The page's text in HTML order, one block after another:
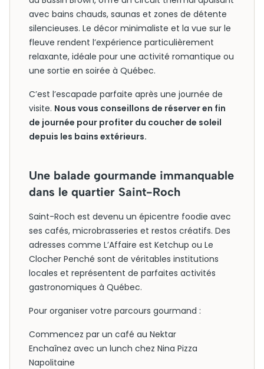
avec bains chauds, saunas et zones de détente
silencieuses. Le décor minimaliste et la vue sur le
fleuve rendent l’expérience particulièrement
relaxante, idéale pour une activité romantique ou
une sortie en soirée à Québec.
C’est l’escapade parfaite après une journée de
visite. Nous vous conseillons de réserver en fin
de journée pour profiter du coucher de soleil
depuis les bains extérieurs.
Une balade gourmande immanquable
dans le quartier Saint-Roch
Saint-Roch est devenu un épicentre foodie avec
ses cafés, microbrasseries et restos créatifs. Des
adresses comme L’Affaire est Ketchup ou Le
Clocher Penché sont de véritables institutions
locales et représentent de parfaites activités
gastronomiques à Québec.
Pour organiser votre parcours gourmand :
Commencez par un café au Nektar
Enchaînez avec un lunch chez Nina Pizza
Napolitaine